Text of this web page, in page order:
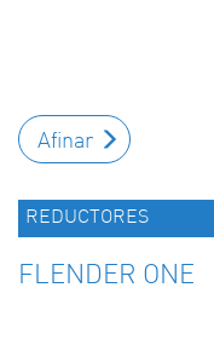
Afinar
REDUCTORES
FLENDER ONE